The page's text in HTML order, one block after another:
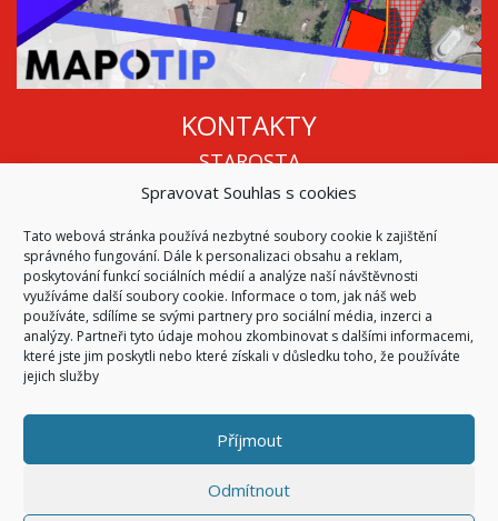
Spravovat Souhlas s cookies
Tato webová stránka používá nezbytné soubory cookie k zajištění
správného fungování. Dále k personalizaci obsahu a reklam,
poskytování funkcí sociálních médií a analýze naší návštěvnosti
využíváme další soubory cookie. Informace o tom, jak náš web
používáte, sdílíme se svými partnery pro sociální média, inzerci a
analýzy. Partneři tyto údaje mohou zkombinovat s dalšími informacemi,
které jste jim poskytli nebo které získali v důsledku toho, že používáte
jejich služby
Příjmout
Odmítnout
KONTAKTY
STAROSTA
Mgr. Roman Vala
info@oukojetice.cz
ÚŘEDNÍ HODINY
Po, St: 15:30 - 16:30
Všechny kontakty | Kde nás najdete
© 2026Obec Kojetice na Moravě
Všechna práva vyhrazena